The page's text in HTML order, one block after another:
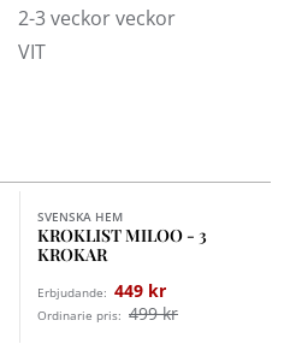
2-3 veckor veckor
VIT
SVENSKA HEM
KROKLIST MILOO - 3
KROKAR
Erbjudande: 449 kr
Ordinarie pris: 499 kr